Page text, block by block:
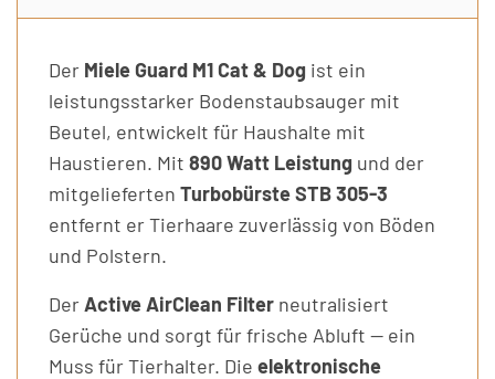
Der Miele Guard M1 Cat & Dog ist ein
leistungsstarker Bodenstaubsauger mit
Beutel, entwickelt für Haushalte mit
Haustieren. Mit 890 Watt Leistung und der
mitgelieferten Turbobürste STB 305-3
entfernt er Tierhaare zuverlässig von Böden
und Polstern.
Der Active AirClean Filter neutralisiert
Gerüche und sorgt für frische Abluft — ein
Muss für Tierhalter. Die elektronische